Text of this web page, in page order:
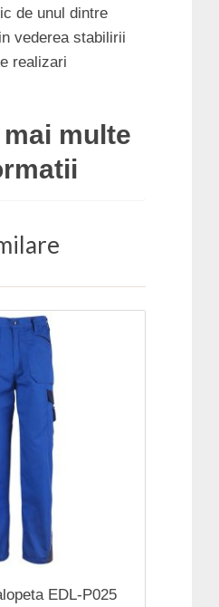
de unul dintre
vederea stabilirii
realizari
multe
EDL-P025